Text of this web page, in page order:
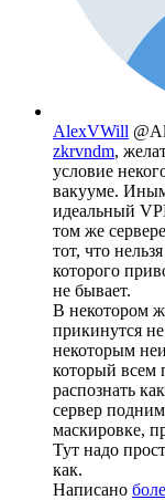
AlexVWill
zkrvndm,
условие
вакууме.
идеальный
том же
тот, что
которого
не бывает.
В некотором
прикинутся
некоторым
который всем
распознать
сервер
маскировке,
Тут надо
как.
Написано